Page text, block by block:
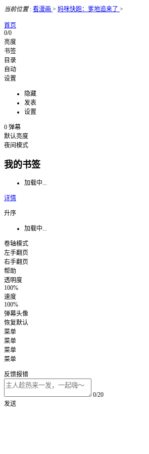
当前位置: 看漫画 > 妈咪快跑：爹地追来了 >
首页
0/0
亮度
书签
目录
自动
设置
隐藏
发表
设置
0 弹幕
默认亮度
夜间模式
我的书签
加载中...
详情
升序
加载中...
卷轴模式
左手翻页
右手翻页
帮助
透明度
100%
速度
100%
弹幕头像
恢复默认
菜单
菜单
菜单
菜单
反馈报错
0/20
发送